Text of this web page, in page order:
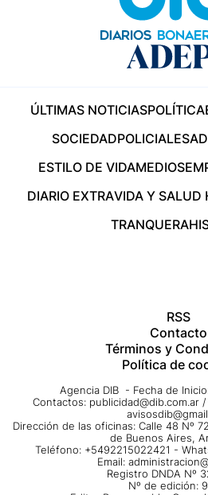
ÚLTIMAS NOTICIASPOLÍTICA
SOCIEDADPOLICIALES
ESTILO DE VIDAMEDIOS
DIARIO EXTRAVIDA Y SALUD
TRANQUERA
RSS
Contacto
Términos y
Política de
Agencia DIB - Fecha de
Contactos: publicidad@dib.com.ar /
Dirección de las oficinas: Calle 48 Nº
de Buenos Aires,
Teléfono: +5492215022421 -
Email:
Registro DNDA Nº
Nº de edición: